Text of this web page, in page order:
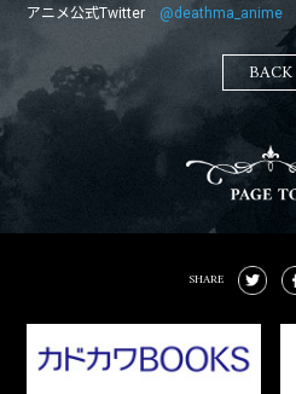
アニメ公式Twitter @deathma_anime
BACK
SHARE